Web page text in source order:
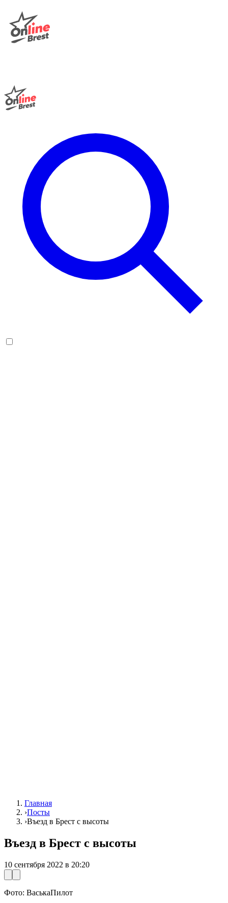
Главная
›Посты
›Въезд в Брест с высоты
Въезд в Брест с высоты
10 сентября 2022 в 20:20
Фото: ВаськаПилот